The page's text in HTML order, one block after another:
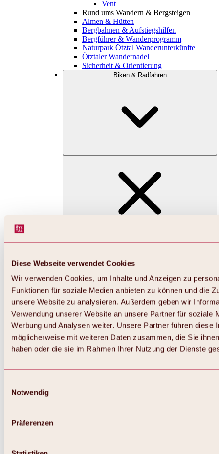
Diese Webseite verwendet Cookies
Wir verwenden Cookies, um Inhalte und Anzeigen zu
Funktionen für soziale Medien anbieten zu können und die
unsere Website zu analysieren. Außerdem geben wir
Verwendung unserer Website an unsere Partner für soziale
Werbung und Analysen weiter. Unsere Partner führen diese
möglicherweise mit weiteren Daten zusammen, die Sie
haben oder die sie im Rahmen Ihrer Nutzung der Dienste
Notwendig
Präferenzen
Vent
Rund ums Wandern & Bergsteigen
Almen & Hütten
Bergbahnen & Aufstiegshilfen
Bergführer & Wanderprogramm
Naturpark Ötztal Wanderunterkünfte
Ötztaler Wandernadel
Sicherheit & Orientierung
Biken & Radfahren